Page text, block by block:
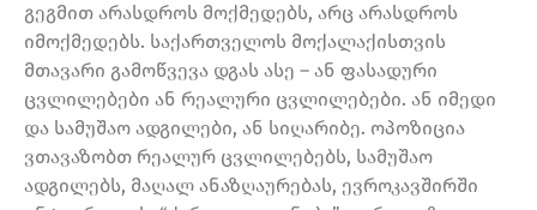
გეგმით არასდროს მოქმედებს, არც არასდროს
იმოქმედებს. საქართველოს მოქალაქისთვის
მთავარი გამოწვევა დგას ასე – ან ფასადური
ცვლილებები ან რეალური ცვლილებები. ან იმედი
და სამუშაო ადგილები, ან სიღარიბე. ოპოზიცია
ვთავაზობთ რეალურ ცვლილებებს, სამუშაო
ადგილებს, მაღალ ანაზღაურებას, ევროკავშირში